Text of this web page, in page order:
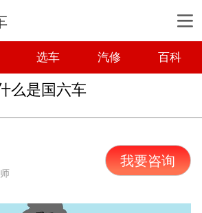
选车 汽修 百科
么是国六车
我要咨询